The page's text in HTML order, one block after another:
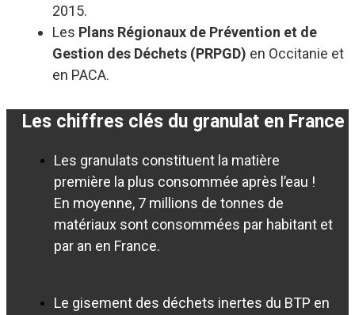
2015.
Les Plans Régionaux de Prévention et de
Gestion des Déchets (PRPGD) en Occitanie et
en PACA.
Les chiffres clés du granulat en France
Les granulats constituent la matière
première la plus consommée après l’eau !
En moyenne, 7 millions de tonnes de
matériaux sont consommées par habitant et
par an en France.
Le gisement des déchets inertes du BTP en